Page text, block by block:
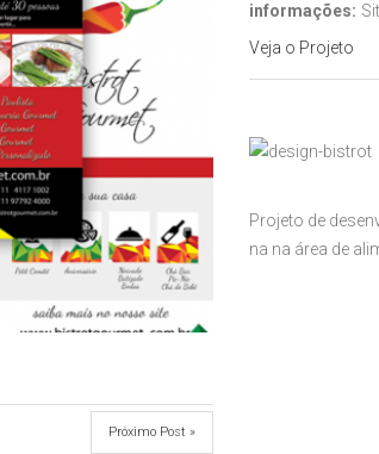
Próximo Post »
informações:
Veja o Projeto
Projeto de
na na área de